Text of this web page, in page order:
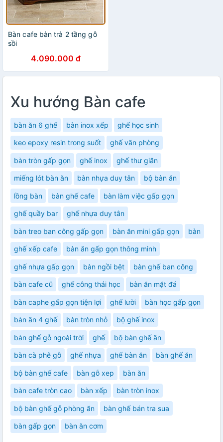
Bàn cafe bàn trà 2 tầng gỗ
sồi
4.090.000 đ
Xu hướng Bàn cafe
bàn ăn 6 ghế bàn inox xếp ghế học sinh
keo epoxy resin trong suốt ghế văn phòng
bàn tròn gấp gọn ghế inox ghế thư giãn
miếng lót bàn ăn bàn nhựa duy tân bộ bàn ăn
lồng bàn bàn ghế cafe bàn làm việc gấp gọn
ghế quầy bar ghế nhựa duy tân
bàn treo ban công gấp gọn bàn ăn mini gấp gọn bàn
ghế xếp cafe bàn ăn gấp gọn thông minh
ghế nhựa gấp gọn bàn ngồi bệt bàn ghế ban công
bàn cafe cũ ghế công thái học bàn ăn mặt đá
bàn caphe gấp gọn tiện lợi ghế lười bàn học gấp gọn
bàn ăn 4 ghế bàn tròn nhỏ bộ ghế inox
bàn ghế gỗ ngoài trời ghế bộ bàn ghế ăn
bàn cà phê gỗ ghế nhựa ghế bàn ăn bàn ghế ăn
bộ bàn ghế cafe bàn gỗ xep bàn ăn
bàn cafe tròn cao bàn xếp bàn tròn inox
bộ bàn ghế gỗ phòng ăn bàn ghế bán tra sua
bàn gấp gọn bàn ăn cơm